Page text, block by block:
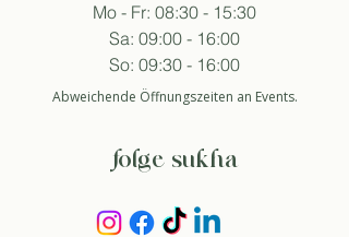
Mo - Fr: 08:30 - 15:30
Sa: 09:00 - 16:00
So: 09:30 - 16:00
Abweichende Öffnungszeiten an Events.
folge sukha